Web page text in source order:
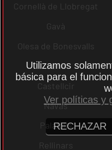
Cornellà de Llobregat
Gavà
Olesa de Bonesvalls
dena
Castellcir
Navas
Palafolls
Rellinars
Utilizamos
básica para el
Ver políticas y
RECHAZAR